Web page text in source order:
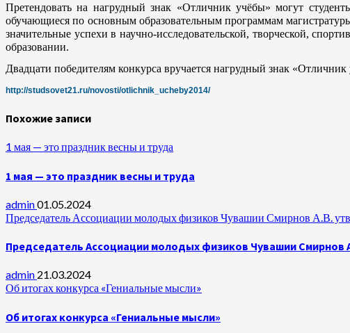
Претендовать на нагрудный знак «Отличник учёбы» могут
обучающиеся по основным образовательным программам
значительные успехи в научно-исследовательской, творческой,
образовании.
Двадцати победителям конкурса вручается нагрудный знак
http://studsovet21.ru/novosti/otlichnik_ucheby2014/
Похожие записи
1 мая — это праздник весны и труда
1 мая — это праздник весны и труда
admin01.05.2024
Председатель Ассоциации молодых физиков Чувашии Смирнов А.В.
Председатель Ассоциации молодых физиков Чувашии Смирнов
admin 21.03.2024
Об итогах конкурса «Гениальные мысли»
Об итогах конкурса «Гениальные мысли»